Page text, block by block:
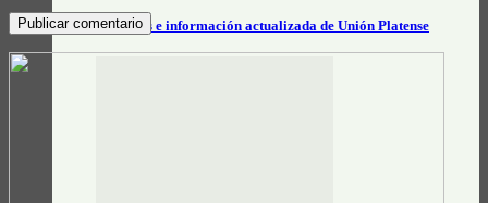
Horarios e información actualizada de Unión Platense